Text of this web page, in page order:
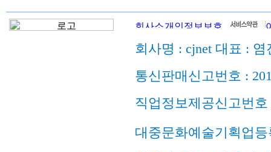
회사명 : cjnet 대표 : 염
통신판매신고번호 :
직업정보제공신고번
대중문화예술기획업